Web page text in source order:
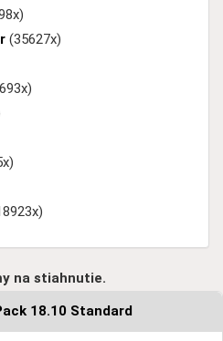
(35627x)
na stiahnutie.
18.10 Standard